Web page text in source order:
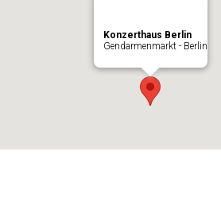
Konzerthaus Berlin
Gendarmenmarkt - Berlin